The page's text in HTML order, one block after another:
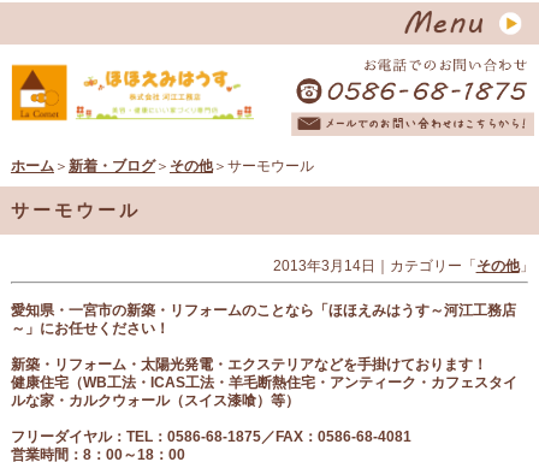
ホーム＞ 新着・ブログ＞ その他＞サーモウール
サーモウール
2013年3月14日 ｜カテゴリー「 その他」
愛知県・一宮市の新築・リフォームのことなら「ほほえみはうす～河江工務店
～」にお任せください！
新築・リフォーム・太陽光発電・エクステリアなどを手掛けております！
健康住宅（WB工法・ICAS工法・羊毛断熱住宅・アンティーク・カフェスタイ
ルな家・カルクウォール（スイス漆喰）等）
フリーダイヤル： TEL：0586-68-1875／FAX：0586-68-4081
営業時間：8：00～18：00